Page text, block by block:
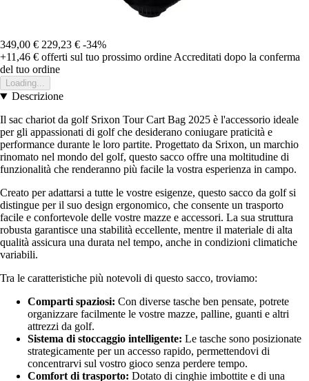
349,00 € 229,23 € -34%
+11,46 € offerti sul tuo prossimo ordine Accreditati dopo la conferma
del tuo ordine
Loading...
Descrizione
Il sac chariot da golf Srixon Tour Cart Bag 2025 è l'accessorio ideale
per gli appassionati di golf che desiderano coniugare praticità e
performance durante le loro partite. Progettato da Srixon, un marchio
rinomato nel mondo del golf, questo sacco offre una moltitudine di
funzionalità che renderanno più facile la vostra esperienza in campo.
Creato per adattarsi a tutte le vostre esigenze, questo sacco da golf si
distingue per il suo design ergonomico, che consente un trasporto
facile e confortevole delle vostre mazze e accessori. La sua struttura
robusta garantisce una stabilità eccellente, mentre il materiale di alta
qualità assicura una durata nel tempo, anche in condizioni climatiche
variabili.
Tra le caratteristiche più notevoli di questo sacco, troviamo:
Comparti spaziosi: Con diverse tasche ben pensate, potrete
organizzare facilmente le vostre mazze, palline, guanti e altri
attrezzi da golf.
Sistema di stoccaggio intelligente: Le tasche sono posizionate
strategicamente per un accesso rapido, permettendovi di
concentrarvi sul vostro gioco senza perdere tempo.
Comfort di trasporto: Dotato di cinghie imbottite e di una